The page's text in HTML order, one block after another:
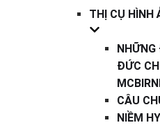
THỊ CỤ HÌNH
NHỮNG
ĐỨC
CÂU
NIỀM